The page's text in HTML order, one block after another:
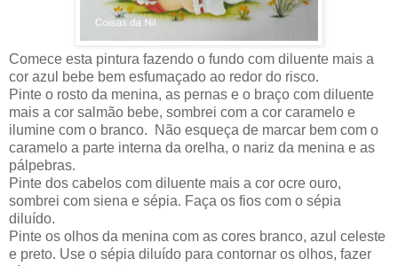
Comece esta pintura fazendo o fundo com diluente mais a
cor azul bebe bem esfumaçado ao redor do risco.
Pinte o rosto da menina, as pernas e o braço com diluente
mais a cor salmão bebe, sombrei com a cor caramelo e
ilumine com o branco. Não esqueça de marcar bem com o
caramelo a parte interna da orelha, o nariz da menina e as
pálpebras.
Pinte dos cabelos com diluente mais a cor ocre ouro,
sombrei com siena e sépia. Faça os fios com o sépia
diluído.
Pinte os olhos da menina com as cores branco, azul celeste
e preto. Use o sépia diluído para contornar os olhos, fazer